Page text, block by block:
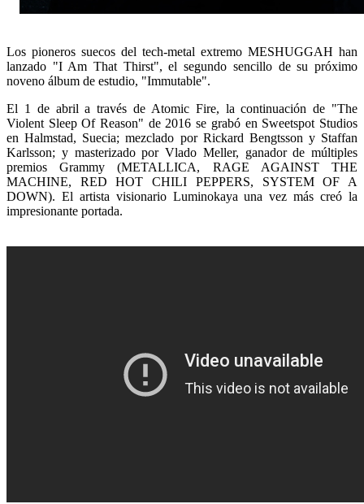
Los pioneros suecos del tech-metal extremo MESHUGGAH han
lanzado "I Am That Thirst", el segundo sencillo de su próximo
noveno álbum de estudio, "Immutable".
El 1 de abril a través de Atomic Fire, la continuación de "The
Violent Sleep Of Reason" de 2016 se grabó en Sweetspot Studios
en Halmstad, Suecia; mezclado por Rickard Bengtsson y Staffan
Karlsson; y masterizado por Vlado Meller, ganador de múltiples
premios Grammy (METALLICA, RAGE AGAINST THE
MACHINE, RED HOT CHILI PEPPERS, SYSTEM OF A
DOWN). El artista visionario Luminokaya una vez más creó la
impresionante portada.